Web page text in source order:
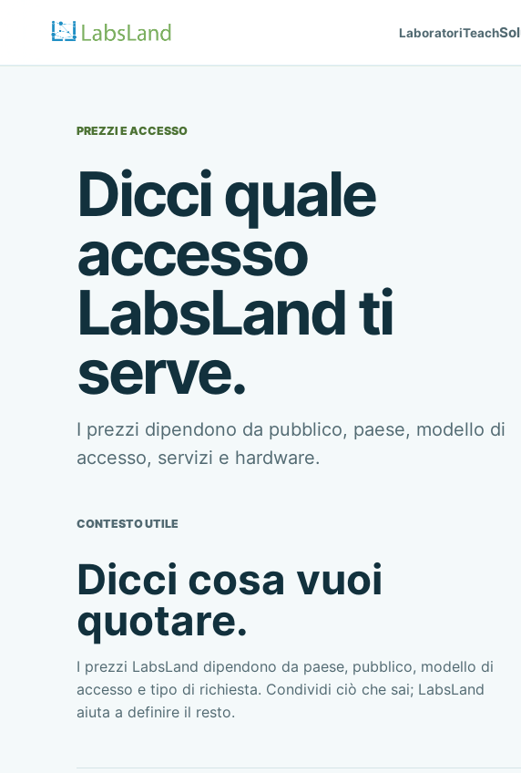
LaboratoriTeach
PREZZI E ACCESSO
Dicci quale
accesso
LabsLand ti
serve.
I prezzi dipendono da pubblico, paese, modello di
accesso, servizi e hardware.
CONTESTO UTILE
Dicci cosa vuoi
quotare.
I prezzi LabsLand dipendono da paese, pubblico, modello di
accesso e tipo di richiesta. Condividi ciò che sai; LabsLand
aiuta a definire il resto.